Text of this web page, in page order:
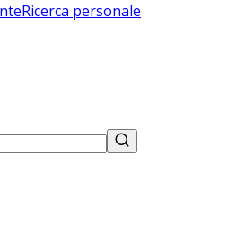
Ricerca personale